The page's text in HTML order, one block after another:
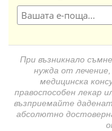
При възникнало
нужда от
медицинска
правоспособен лекар
възприемайте
абсолютно